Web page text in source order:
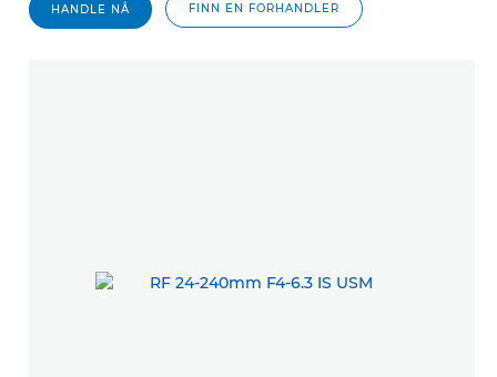
HANDLE NÅ FINN EN FORHANDLER